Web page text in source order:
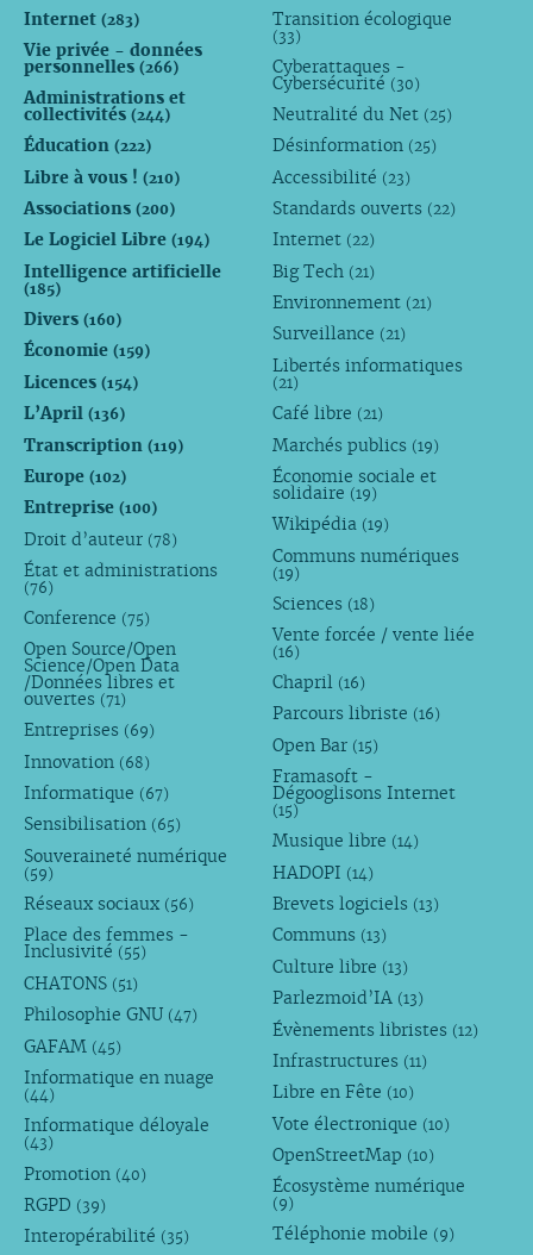
Internet (283)
Vie privée - données
personnelles (266)
Administrations et
collectivités (244)
Éducation (222)
Libre à vous ! (210)
Associations (200)
Le Logiciel Libre (194)
Intelligence artificielle
(185)
Divers (160)
Économie (159)
Licences (154)
L’April (136)
Transcription (119)
Europe (102)
Entreprise (100)
Droit d’auteur (78)
État et administrations
(76)
Conference (75)
Open Source/Open
Science/Open Data
/Données libres et
ouvertes (71)
Entreprises (69)
Innovation (68)
Informatique (67)
Sensibilisation (65)
Souveraineté numérique
(59)
Réseaux sociaux (56)
Place des femmes -
Inclusivité (55)
CHATONS (51)
Philosophie GNU (47)
GAFAM (45)
Informatique en nuage
(44)
Informatique déloyale
(43)
Promotion (40)
RGPD (39)
Interopérabilité (35)
Transition écologique
(33)
Cyberattaques -
Cybersécurité (30)
Neutralité du Net (25)
Désinformation (25)
Accessibilité (23)
Standards ouverts (22)
Internet (22)
Big Tech (21)
Environnement (21)
Surveillance (21)
Libertés informatiques
(21)
Café libre (21)
Marchés publics (19)
Économie sociale et
solidaire (19)
Wikipédia (19)
Communs numériques
(19)
Sciences (18)
Vente forcée / vente liée
(16)
Chapril (16)
Parcours libriste (16)
Open Bar (15)
Framasoft -
Dégooglisons Internet
(15)
Musique libre (14)
HADOPI (14)
Brevets logiciels (13)
Communs (13)
Culture libre (13)
Parlezmoid’IA (13)
Évènements libristes (12)
Infrastructures (11)
Libre en Fête (10)
Vote électronique (10)
OpenStreetMap (10)
Écosystème numérique
(9)
Téléphonie mobile (9)